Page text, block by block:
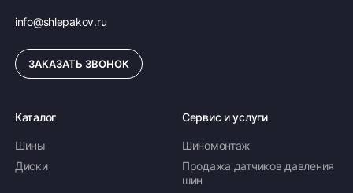
info@shlepakov.ru
ЗАКАЗАТЬ ЗВОНОК
Каталог
Шины
Диски
Сервис и услуги
Шиномонтаж
Продажа датчиков давления
шин